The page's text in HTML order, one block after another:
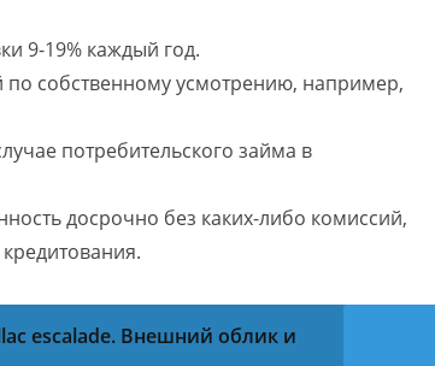
9-19% каждый год.
собственному усмотрению, например,
потребительского займа в
досрочно без каких-либо комиссий,
escalade. Внешний облик и